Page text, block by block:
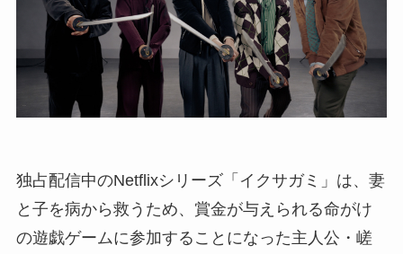
独占配信中のNetflixシリーズ「イクサガミ」は、妻
と子を病から救うため、賞金が与えられる命がけ
の遊戯ゲームに参加することになった主人公・嵯